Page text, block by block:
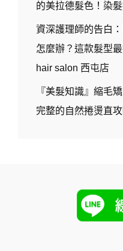
的美拉德髮色！染
資深護理師的告白
怎麼辦？這款髮型
hair salon 西屯店
『美髮知識』縮毛
完整的自然捲燙直